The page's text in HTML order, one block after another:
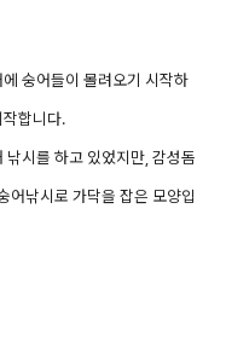
숭어들이 몰려오기 시작하
합니다.
시를 하고 있었지만, 감성돔
어낚시로 가닥을 잡은 모양입